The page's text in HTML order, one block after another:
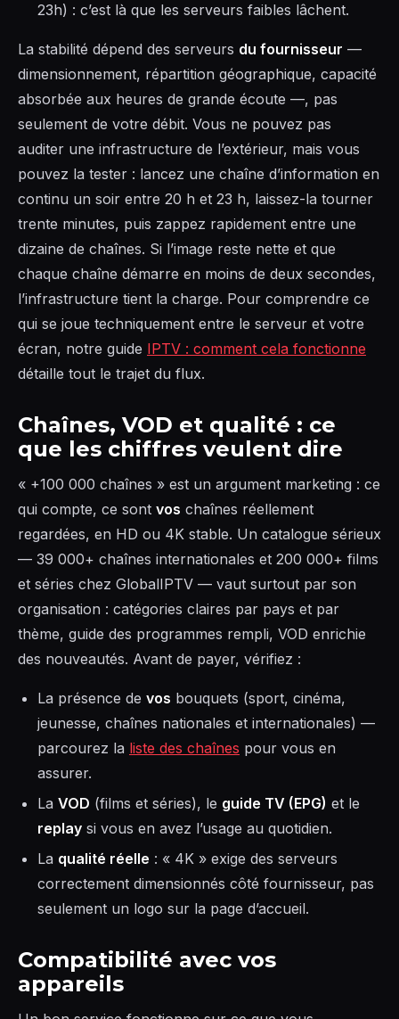
23h) : c’est là que les serveurs faibles lâchent.
La stabilité dépend des serveurs du fournisseur —
dimensionnement, répartition géographique, capacité
absorbée aux heures de grande écoute —, pas
seulement de votre débit. Vous ne pouvez pas
auditer une infrastructure de l’extérieur, mais vous
pouvez la tester : lancez une chaîne d’information en
continu un soir entre 20 h et 23 h, laissez-la tourner
trente minutes, puis zappez rapidement entre une
dizaine de chaînes. Si l’image reste nette et que
chaque chaîne démarre en moins de deux secondes,
l’infrastructure tient la charge. Pour comprendre ce
qui se joue techniquement entre le serveur et votre
écran, notre guide IPTV : comment cela fonctionne
détaille tout le trajet du flux.
Chaînes, VOD et qualité : ce
que les chiffres veulent dire
« +100 000 chaînes » est un argument marketing : ce
qui compte, ce sont vos chaînes réellement
regardées, en HD ou 4K stable. Un catalogue sérieux
— 39 000+ chaînes internationales et 200 000+ films
et séries chez GlobalIPTV — vaut surtout par son
organisation : catégories claires par pays et par
thème, guide des programmes rempli, VOD enrichie
des nouveautés. Avant de payer, vérifiez :
La présence de vos bouquets (sport, cinéma,
jeunesse, chaînes nationales et internationales) —
parcourez la liste des chaînes pour vous en
assurer.
La VOD (films et séries), le guide TV (EPG) et le
replay si vous en avez l’usage au quotidien.
La qualité réelle : « 4K » exige des serveurs
correctement dimensionnés côté fournisseur, pas
seulement un logo sur la page d’accueil.
Compatibilité avec vos
appareils